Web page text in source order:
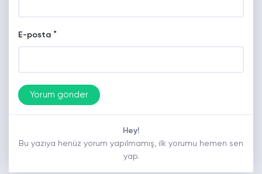
E-posta *
Hey!
Bu yazıya henüz yorum yapılmamış, ilk yorumu hemen sen
yap.